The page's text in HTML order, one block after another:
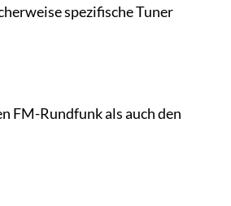
spezifische Tuner
FM-Rundfunk als auch den